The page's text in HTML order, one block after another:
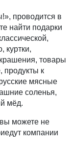
проводится в
найти подарки
куртки,
товары
продукты к
мясные
соленья,
мёд.
можете не
компании